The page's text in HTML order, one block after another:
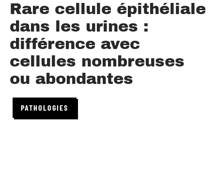
Rare cellule épithéliale
dans les urines :
différence avec
cellules nombreuses
ou abondantes
PATHOLOGIES